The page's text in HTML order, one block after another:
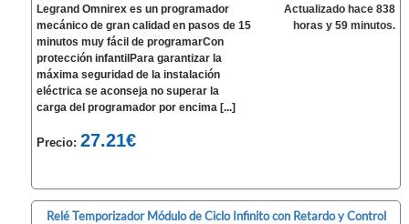
Legrand Omnirex es un programador
mecánico de gran calidad en pasos de 15
minutos muy fácil de programarCon
protección infantilPara garantizar la
máxima seguridad de la instalación
eléctrica se aconseja no superar la
carga del programador por encima [...]
Precio:27.21€
Actualizado hace 838
horas y 59 minutos.
Relé Temporizador Módulo de Ciclo Infinito con Retardo y Control